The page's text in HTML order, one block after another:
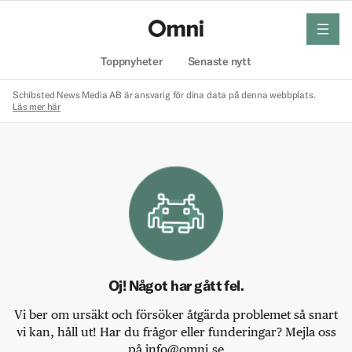
Toppnyheter Senaste nytt
meny
Schibsted News Media AB är ansvarig för dina data på denna webbplats.
Läs mer här
Oj! Något har gått fel.
Vi ber om ursäkt och försöker åtgärda problemet så snart
vi kan, håll ut! Har du frågor eller funderingar? Mejla oss